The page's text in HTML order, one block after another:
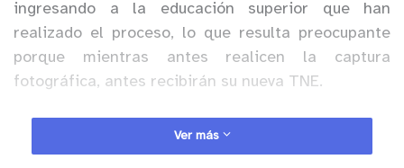
ingresando a la educación superior que han
realizado el proceso, lo que resulta preocupante
porque mientras antes realicen la captura
fotográfica, antes recibirán su nueva TNE.
Anuncio Patrocinado
“Hacemos un llamado a los estudiantes que se
Ver más